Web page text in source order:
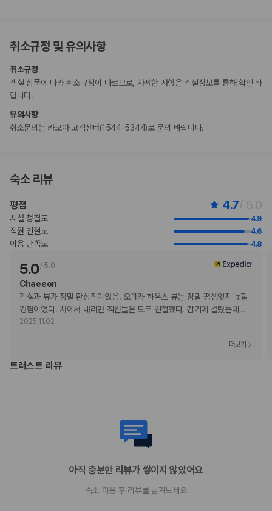
이 숙박 시설에서는 신용카드로 결제하실 수 있습니다. 현금은 받지 않습니
이 숙박 시설은 도착 전에 고객의 신용카드를 사전 승인할 수 있습니다.
현금 없이 결제 옵션을 이용하실 수 있습니다.
이 숙박 시설은 안전을 위해 소화기, 연기 감지기, 구급상자 등을 갖추고 있
습니다.
이 숙박 시설에는 어린이에게 적합하지 않을 수 있는 발코니, 파티오, 테라
스와 같은 야외 공간이 있습니다. 이 부분이 염려되시면 도착 전에 숙박 시
마사지 서비스 및 스파 트리트먼트의 경우 사전 예약이 필요합니다. 예약
확인 메일에 나와 있는 연락처 정보로 도착 전에 호텔에 연락하여 예약하실
만 12 세 이하 아동은 부모 또는 보호자와 같은 객실에서 침구를 추가하지
않고 이용할 경우 무료로 숙박할 수 있습니다.
이용 상황에 따라 객실 연결이 가능하며, 예약 확인 메일에 나와 있는 번호
로 숙박 시설에 직접 연락하여 요청하실 수 있습니다.
주차 시 높이 제한이 적용됩니다.
고객의 안전을 위해 모든 거래 시 현금 없이 결제 가능 등의 조치를 시행 중
입니다.
이 숙박 시설에서는 고객의 모든 성적 지향과 성 정체성을 존중합니다(성소
수자(LGBTQ+) 환영).
추가 안내사항
주차 대행 요금: 1일 기준, AUD 90(자유롭게 출입 가능)
추가 요금 지불 시 이른 체크인 가능(객실 이용 상황에 따라 다름)
추가 요금 지불 시 늦은 체크아웃 가능(객실 이용 상황에 따라 다름)
위 목록에 명시되지 않은 다른 항목이 있을 수 있습니다. 요금 및 보증금은 세전
금액일 수 있으며 변경될 수 있습니다.
취소규정 및 유의사항
취소규정
객실 상품에 따라 취소규정이 다르므로, 자세한 사항은 객실정보를 통해 확인 바
랍니다.
유의사항
취소문의는 카모아 고객센터(1544-5344)로 문의 바랍니다.
숙소 리뷰
평점 4.7/ 5.0
시설 청결도 4.9
직원 친절도 4.6
이용 만족도 4.8
5.0/ 5.0
Chaeeon
객실과 뷰가 정말 환상적이었음. 오페라 하우스 뷰는 정말 평생잊지 못할
경험이었다. 차에서 내리면 직원들은 모두 친절했다. 감기에 걸렸는데 …
2025.11.02
더보기
트러스트 리뷰
아직 충분한 리뷰가 쌓이지 않았어요
숙소 이용 후 리뷰를 남겨보세요